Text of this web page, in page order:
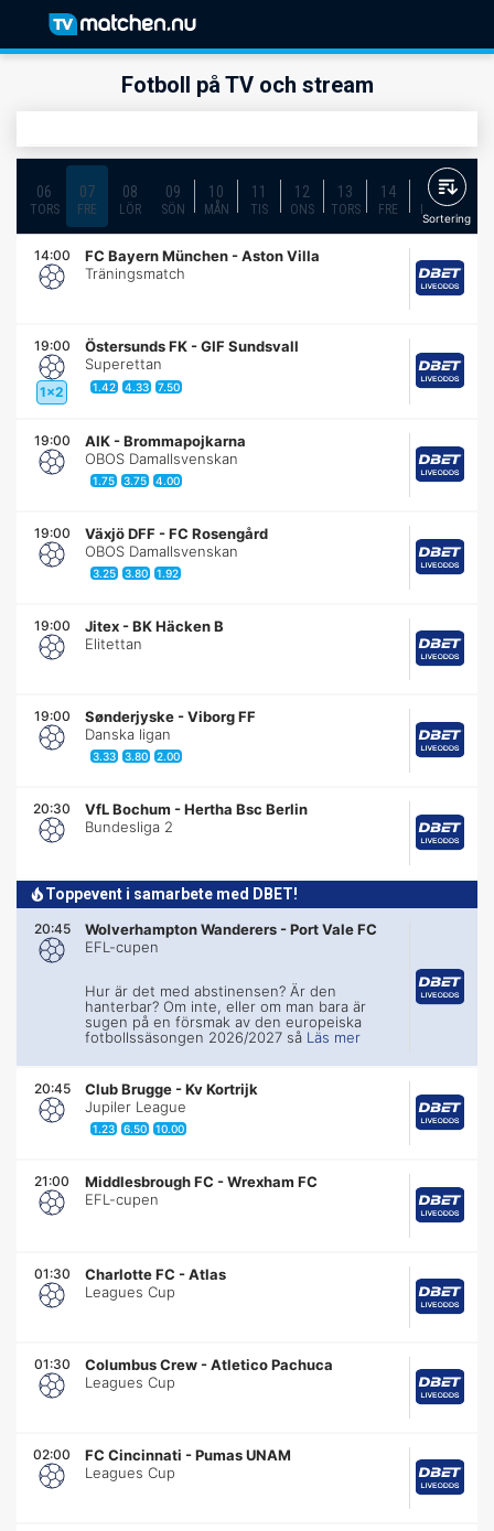
Fotboll på TV och stream
06
TORS
07
FRE
08
LÖR
09
SÖN
10
MÅN
11
TIS
12
ONS
13
TORS
14
FRE
15
LÖR
Sortering
14:00 FC Bayern München -Aston Villa
Träningsmatch
19:00
1x2
Östersunds FK -GIF Sundsvall
Superettan
1.42 4.33 7.50
19:00 AIK -Brommapojkarna
OBOS Damallsvenskan
1.75 3.75 4.00
19:00 Växjö DFF -FC Rosengård
OBOS Damallsvenskan
3.25 3.80 1.92
19:00 Jitex -BK Häcken B
Elitettan
19:00 Sønderjyske -Viborg FF
Danska ligan
3.33 3.80 2.00
20:30 VfL Bochum -Hertha Bsc Berlin
Bundesliga 2
Toppevent i samarbete med DBET!
20:45 Wolverhampton Wanderers -Port Vale FC
EFL-cupen
Hur är det med abstinensen? Är den
hanterbar? Om inte, eller om man bara är
sugen på en försmak av den europeiska
fotbollssäsongen 2026/2027 så Läs mer
20:45 Club Brugge -Kv Kortrijk
Jupiler League
1.23 6.50 10.00
21:00 Middlesbrough FC -Wrexham FC
EFL-cupen
01:30 Charlotte FC -Atlas
Leagues Cup
01:30 Columbus Crew -Atletico Pachuca
Leagues Cup
02:00 FC Cincinnati -Pumas UNAM
Leagues Cup